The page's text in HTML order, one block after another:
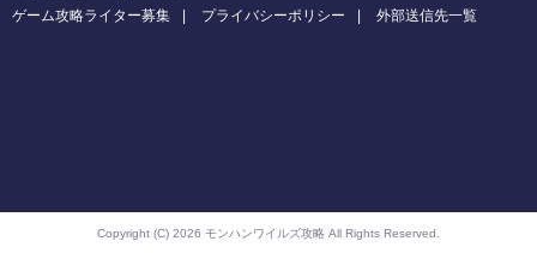
ゲーム攻略ライター募集
プライバシーポリシー 外部送信先一覧
Copyright (C) 2026 モンハンワイルズ攻略 All Rights Reserved.